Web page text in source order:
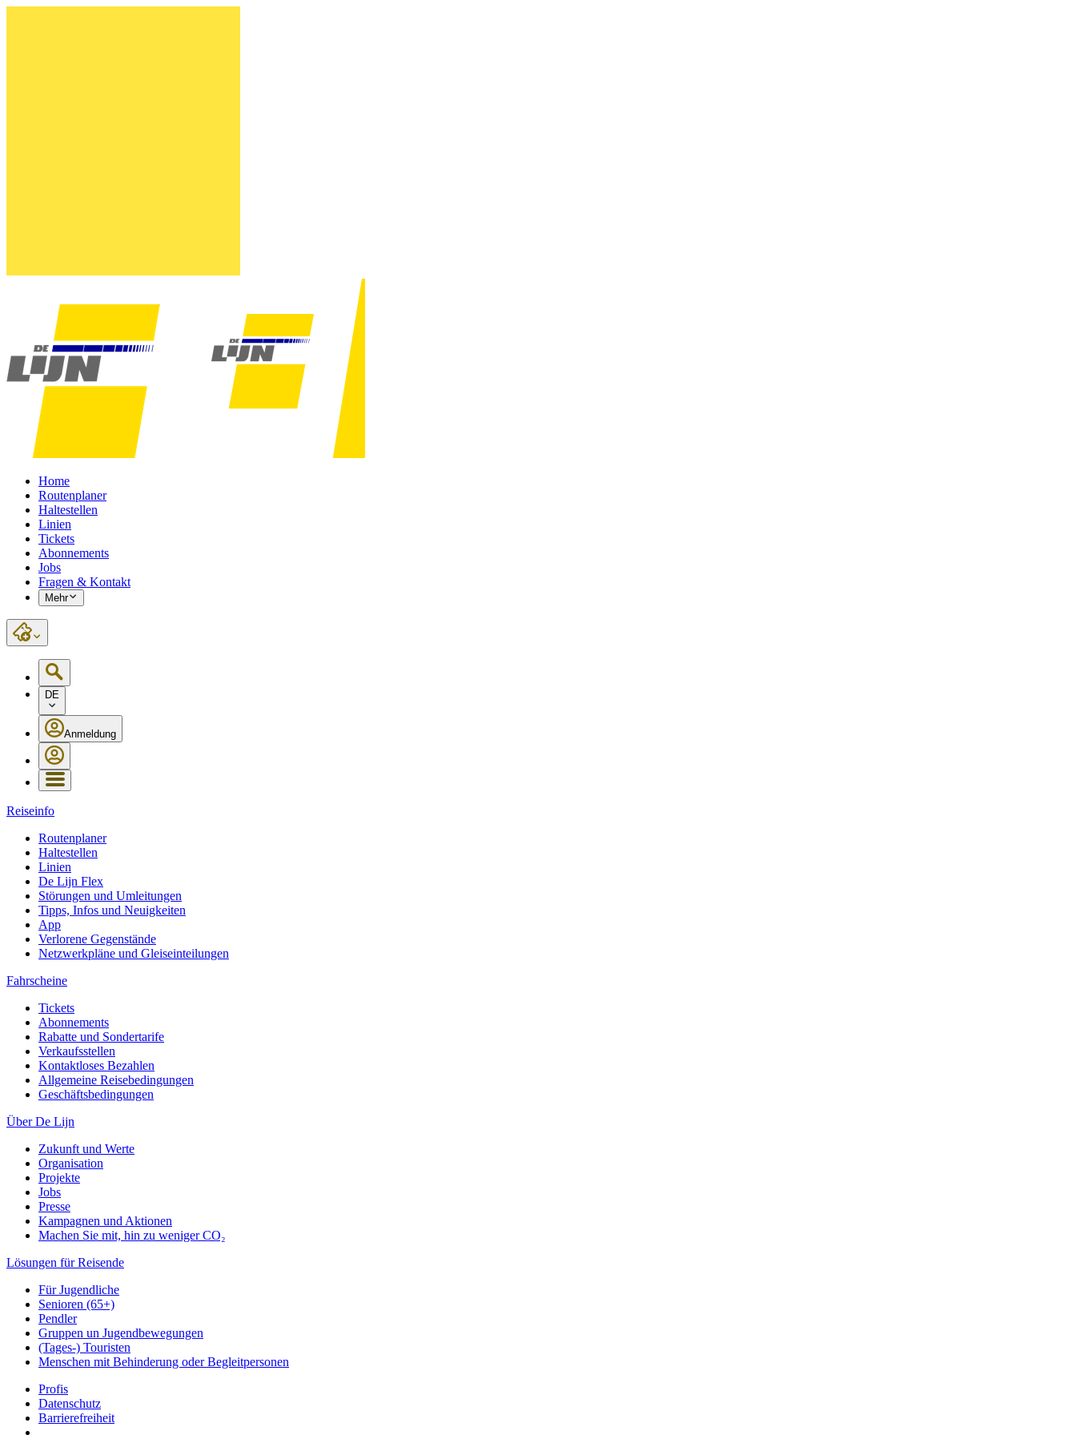
Home
Routenplaner
Haltestellen
Linien
Tickets
Abonnements
Jobs
Fragen & Kontakt
Mehr
DE
Anmeldung
Reiseinfo
Routenplaner
Haltestellen
Linien
De Lijn Flex
Störungen und Umleitungen
Tipps, Infos und Neuigkeiten
App
Verlorene Gegenstände
Netzwerkpläne und Gleiseinteilungen
Fahrscheine
Tickets
Abonnements
Rabatte und Sondertarife
Verkaufsstellen
Kontaktloses Bezahlen
Allgemeine Reisebedingungen
Geschäftsbedingungen
Über De Lijn
Zukunft und Werte
Organisation
Projekte
Jobs
Presse
Kampagnen und Aktionen
Machen Sie mit, hin zu weniger CO₂
Lösungen für Reisende
Für Jugendliche
Senioren (65+)
Pendler
Gruppen un Jugendbewegungen
(Tages-) Touristen
Menschen mit Behinderung oder Begleitpersonen
Profis
Datenschutz
Barrierefreiheit